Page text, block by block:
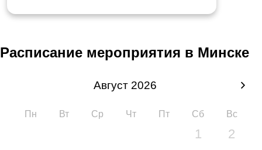
Расписание мероприятия в Минске
Август 2026
Пн Вт Ср Чт Пт Сб Вс
1
2